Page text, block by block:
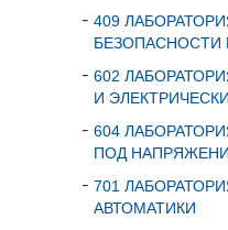
409
БЕЗОПАСНОСТИ
602
И
604
ПОД
701
АВТОМАТИКИ